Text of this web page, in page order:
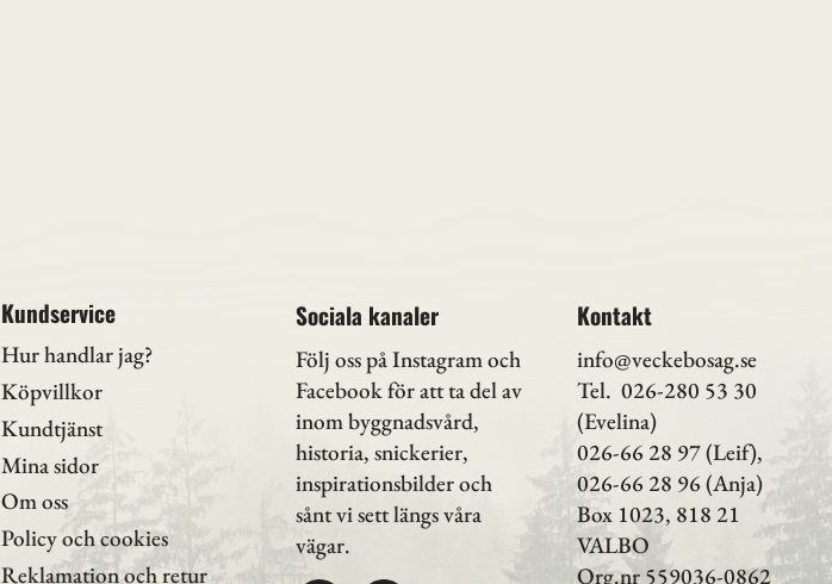
Kundservice
Hur handlar jag?
Köpvillkor
Kundtjänst
Mina sidor
Om oss
Policy och cookies
Reklamation och retur
Sociala kanaler
Följ oss på Instagramoch
Facebook för att ta del av
inom byggnadsvård,
historia, snickerier,
inspirationsbilder och
sånt vi sett längs våra
vägar.
Kontakt
info@veckebosag.se
Tel. 026-280 53 30
(Evelina)
026-66 28 97 (Leif),
026-66 28 96 (Anja)
Box 1023, 818 21
VALBO
Org.nr 559036-0862